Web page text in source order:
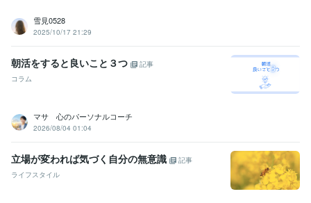
雪見0528
2025/10/17 21:29
朝活をすると良いこと３つ
記事
コラム
マサ 心のパーソナルコーチ
2026/08/04 01:04
立場が変われば気づく自分の無意識
記事
ライフスタイル